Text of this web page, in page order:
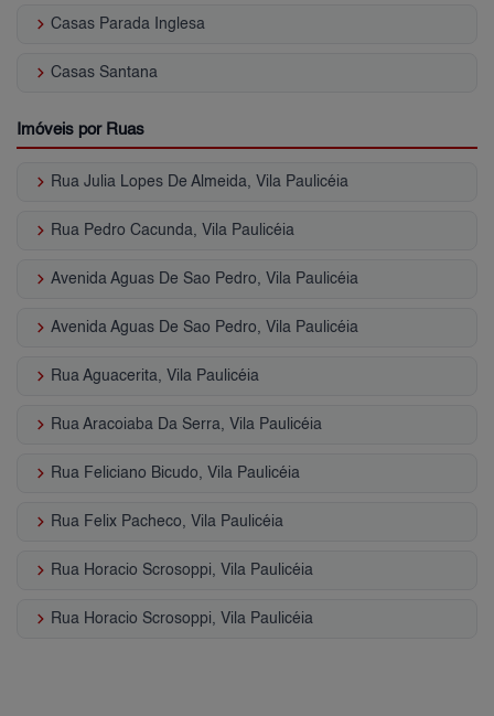
keyboard_arrow_right Casas Parada Inglesa
keyboard_arrow_right Casas Santana
Imóveis por Ruas
keyboard_arrow_right Rua Julia Lopes De Almeida, Vila Paulicéia
keyboard_arrow_right Rua Pedro Cacunda, Vila Paulicéia
keyboard_arrow_right Avenida Aguas De Sao Pedro, Vila Paulicéia
keyboard_arrow_right Avenida Aguas De Sao Pedro, Vila Paulicéia
keyboard_arrow_right Rua Aguacerita, Vila Paulicéia
keyboard_arrow_right Rua Aracoiaba Da Serra, Vila Paulicéia
keyboard_arrow_right Rua Feliciano Bicudo, Vila Paulicéia
keyboard_arrow_right Rua Felix Pacheco, Vila Paulicéia
keyboard_arrow_right Rua Horacio Scrosoppi, Vila Paulicéia
keyboard_arrow_right Rua Horacio Scrosoppi, Vila Paulicéia